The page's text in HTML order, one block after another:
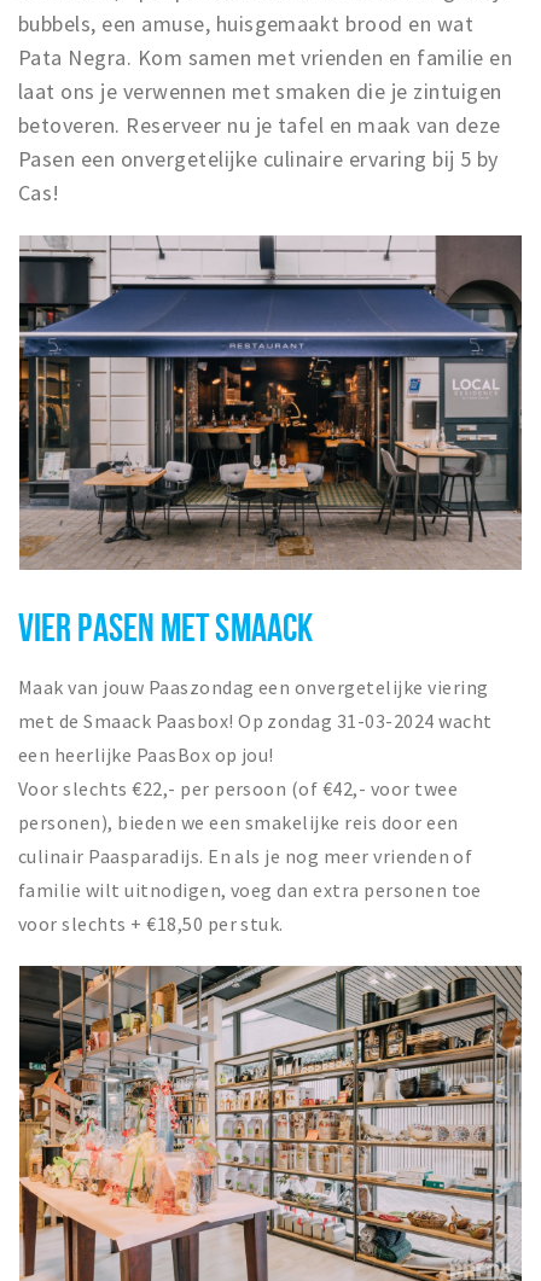
bubbels, een amuse, huisgemaakt brood en wat
Pata Negra. Kom samen met vrienden en familie en
laat ons je verwennen met smaken die je zintuigen
betoveren. Reserveer nu je tafel en maak van deze
Pasen een onvergetelijke culinaire ervaring bij 5 by
Cas!
VIER PASEN MET SMAACK
Maak van jouw Paaszondag een onvergetelijke viering
met de Smaack Paasbox! Op zondag 31-03-2024 wacht
een heerlijke PaasBox op jou!
Voor slechts €22,- per persoon (of €42,- voor twee
personen), bieden we een smakelijke reis door een
culinair Paasparadijs. En als je nog meer vrienden of
familie wilt uitnodigen, voeg dan extra personen toe
voor slechts + €18,50 per stuk.